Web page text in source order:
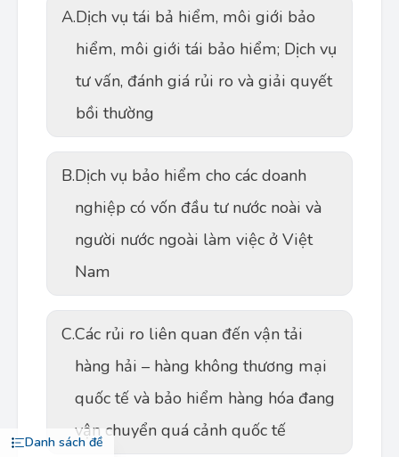
Danh sách đề
A.Dịch vụ tái bả hiểm, môi giới bảo
hiểm, môi giới tái bảo hiểm; Dịch vụ
tư vấn, đánh giá rủi ro và giải quyết
bồi thường
B.Dịch vụ bảo hiểm cho các doanh
nghiệp có vốn đầu tư nước noài và
người nước ngoài làm việc ở Việt
Nam
C.Các rủi ro liên quan đến vận tải
hàng hải – hàng không thương mại
quốc tế và bảo hiểm hàng hóa đang
vận chuyển quá cảnh quốc tế